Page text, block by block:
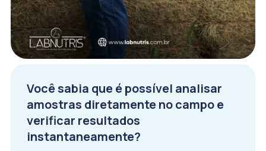
Você sabia que é possível analisar
amostras diretamente no campo e
verificar resultados
instantaneamente?